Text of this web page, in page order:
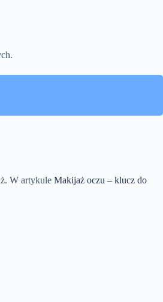
W artykule Makijaż oczu – klucz do